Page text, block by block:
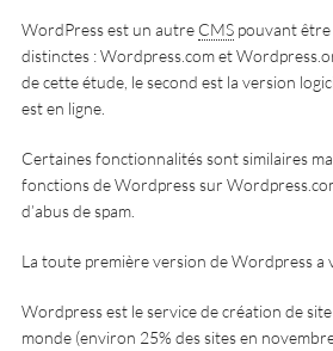
WordPress est un autre CMS pouvant être
distinctes : Wordpress.com et
de cette étude, le second est la version
est en ligne.
Certaines fonctionnalités sont similaires
fonctions de Wordpress sur
d’abus de spam.
La toute première version de Wordpress a
Wordpress est le service de création de
monde (environ 25% des sites en